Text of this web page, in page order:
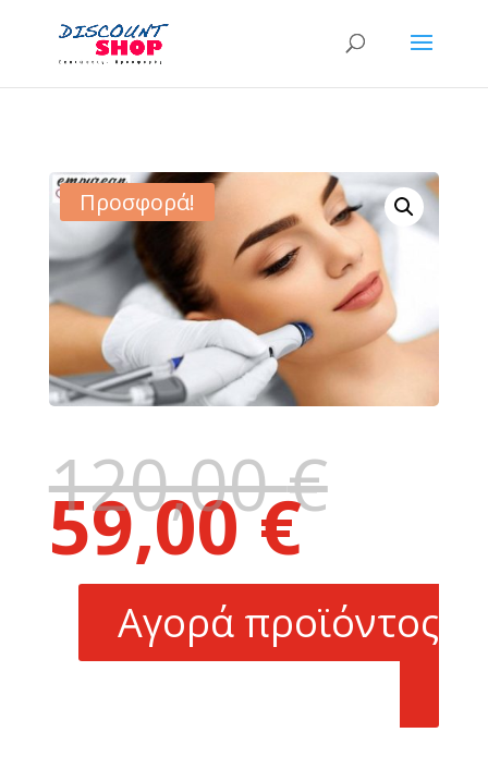
Προσφορά!
120,00€Original
59,00€Η
τιμή
είναι:
59,00 €.
Αγορά προϊόντος